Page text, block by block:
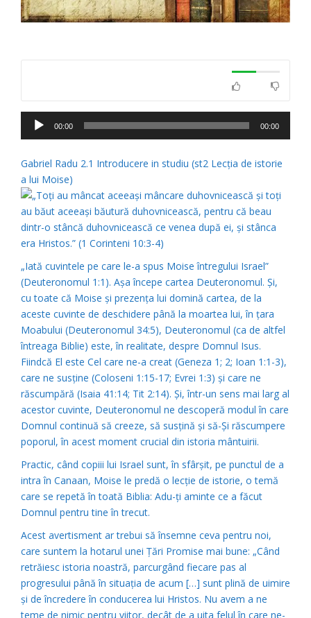
Player
audio
00:00 00:00
Gabriel Radu 2.1 Introducere in studiu (st2 Lecţia de istorie
a lui Moise)
„Iată cuvintele pe care le-a spus Moise întregului Israel”
(Deuteronomul 1:1). Aşa începe cartea Deuteronomul. Şi,
cu toate că Moise şi prezenţa lui domină cartea, de la
aceste cuvinte de deschidere până la moartea lui, în ţara
Moabului (Deuteronomul 34:5), Deuteronomul (ca de altfel
întreaga Biblie) este, în realitate, despre Domnul Isus.
Fiindcă El este Cel care ne-a creat (Geneza 1; 2; Ioan 1:1-3),
care ne susţine (Coloseni 1:15-17; Evrei 1:3) şi care ne
răscumpără (Isaia 41:14; Tit 2:14). Şi, într-un sens mai larg al
acestor cuvinte, Deuteronomul ne descoperă modul în care
Domnul continuă să creeze, să susţină şi să-Şi răscumpere
poporul, în acest moment crucial din istoria mântuirii.
Practic, când copiii lui Israel sunt, în sfârşit, pe punctul de a
intra în Canaan, Moise le predă o lecţie de istorie, o temă
care se repetă în toată Biblia: Adu-ţi aminte ce a făcut
Domnul pentru tine în trecut.
Acest avertisment ar trebui să însemne ceva pentru noi,
care suntem la hotarul unei Ţări Promise mai bune: „Când
retrăiesc istoria noastră, parcurgând fiecare pas al
progresului până în situaţia de acum […] sunt plină de uimire
şi de încredere în conducerea lui Hristos. Nu avem a ne
teme de nimic pentru viitor, decât de a uita felul în care ne-